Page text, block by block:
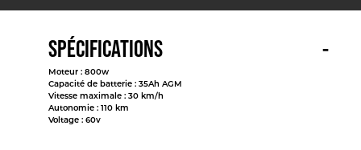
SPÉCIFICATIONS
Moteur : 800w
Capacité de batterie : 35Ah AGM
Vitesse maximale : 30 km/h
Autonomie : 110 km
Voltage : 60v